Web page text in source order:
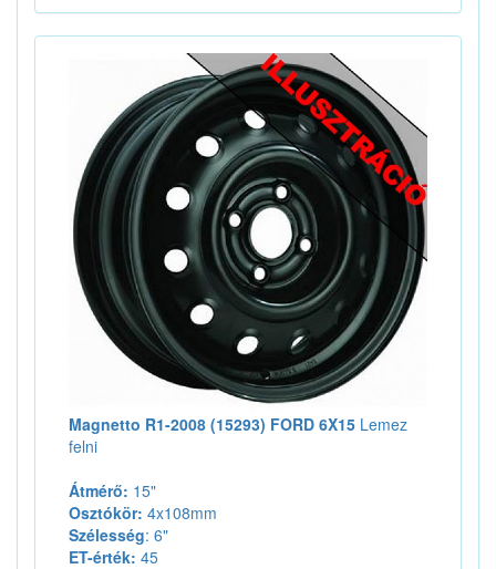
Magnetto R1-2008 (15293) FORD 6X15 Lemez
felni
Átmérő: 15"
Osztókör: 4x108mm
Szélesség: 6"
ET-érték: 45